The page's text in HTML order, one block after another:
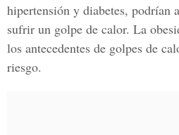
hipertensión y diabetes, podrían
sufrir un golpe de calor. La
los antecedentes de golpes de
riesgo.